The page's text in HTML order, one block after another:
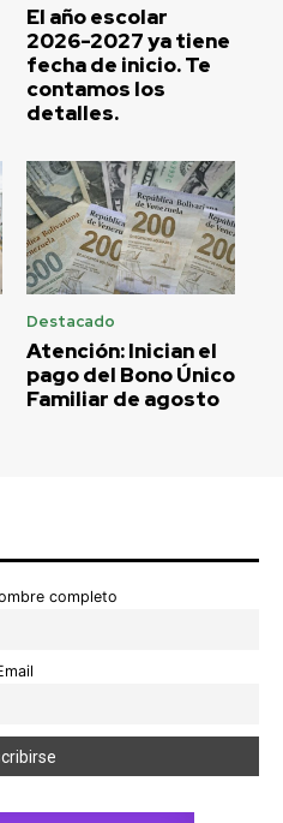
El año escolar
2026-2027 ya tiene
fecha de inicio. Te
contamos los
detalles.
Destacado
Atención: Inician el
pago del Bono Único
Familiar de agosto
completo